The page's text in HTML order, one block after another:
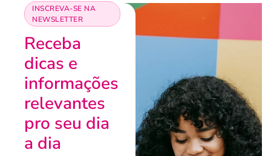
INSCREVA-SE NA
NEWSLETTER
Receba
dicas e
informações
relevantes
pro seu dia
a dia